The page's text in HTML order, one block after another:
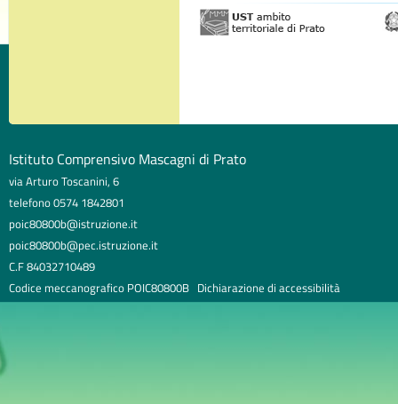
Istituto Comprensivo Mascagni di Prato
via Arturo Toscanini, 6
telefono 0574 1842801
poic80800b@istruzione.it
poic80800b@pec.istruzione.it
C.F 84032710489
Codice meccanografico POIC80800B Dichiarazione di accessibilità